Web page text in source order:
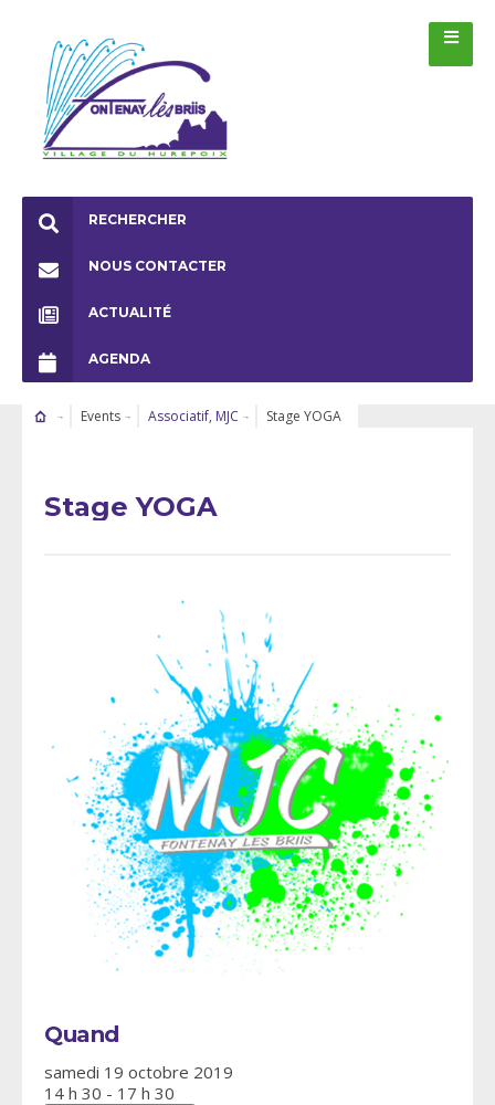
RECHERCHER
NOUS CONTACTER
ACTUALITÉ
AGENDA
Events Associatif, MJC Stage YOGA
Stage YOGA
Quand
samedi 19 octobre 2019
14 h 30 - 17 h 30